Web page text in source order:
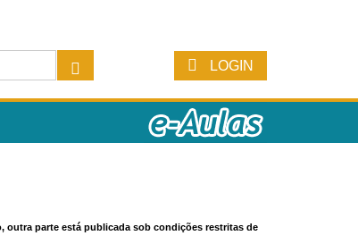
LOGIN
outra parte está publicada sob condições restritas de